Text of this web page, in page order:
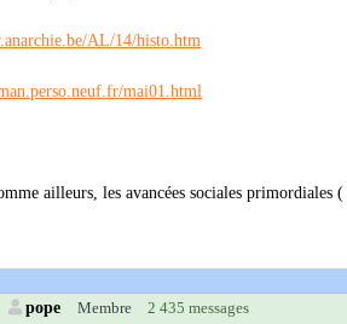
AL/14/histo.htm
mai01.html
ailleurs, les avancées sociales
pope Membre
2 435 messages